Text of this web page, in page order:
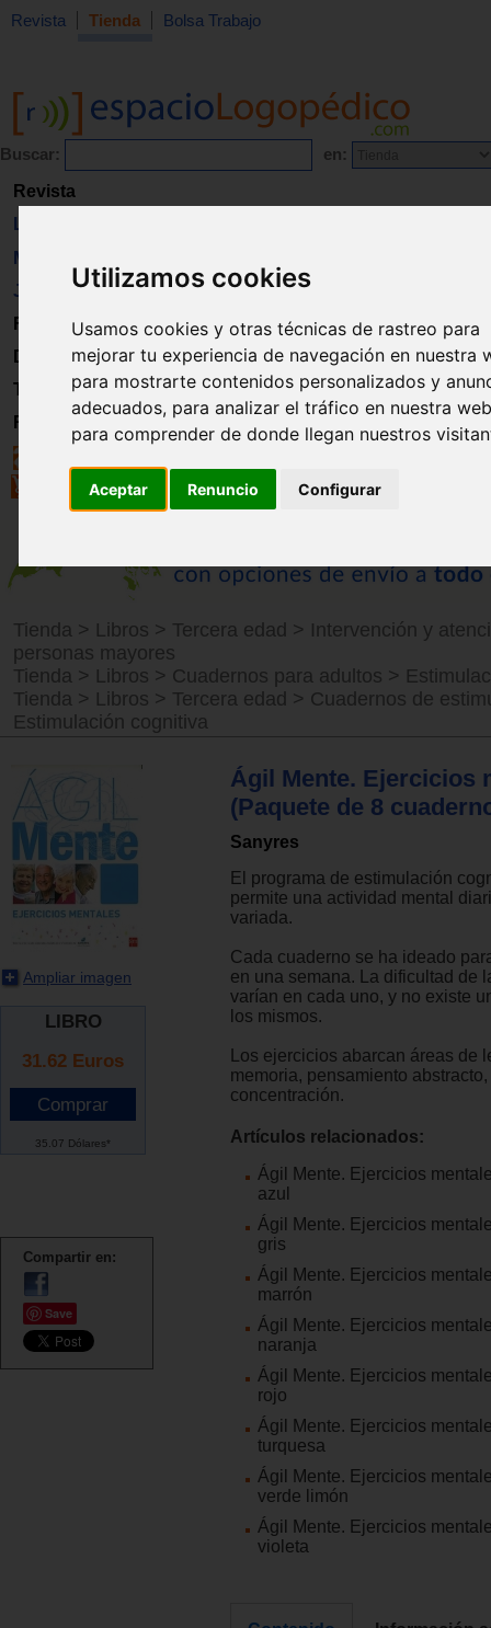
Utilizamos cookies
Usamos cookies y otras técnicas de rastreo para
mejorar tu experiencia de navegación en nuestra
para mostrarte contenidos personalizados y
adecuados, para analizar el tráfico en nuestra
para comprender de donde llegan nuestros
Aceptar Renuncio Configurar
Revista Tienda Bolsa Trabajo
Buscar: en:
Revista
Libros
Material
Juguetes
Formación
Directorio
Trabajo
Registro
Tienda > Libros > Tercera edad > Intervención y
personas mayores
Tienda > Libros > Cuadernos para adultos >
Tienda > Libros > Tercera edad > Cuadernos de
Estimulación cognitiva
Ampliar imagen
LIBRO
31.62 Euros
35.07 Dólares*
Compartir en:
Save
Ágil Mente. Ejercicios
(Paquete de 8
Sanyres
El programa de estimulación
permite una actividad mental
variada.
Cada cuaderno se ha ideado
en una semana. La dificultad de
varían en cada uno, y no existe
los mismos.
Los ejercicios abarcan áreas de
memoria, pensamiento
concentración.
Artículos relacionados:
Ágil Mente. Ejercicios
azul
Ágil Mente. Ejercicios
gris
Ágil Mente. Ejercicios
marrón
Ágil Mente. Ejercicios
naranja
Ágil Mente. Ejercicios
rojo
Ágil Mente. Ejercicios
turquesa
Ágil Mente. Ejercicios
verde limón
Ágil Mente. Ejercicios
violeta